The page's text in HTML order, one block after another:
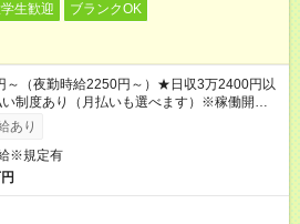
生歓迎
ブランクOK
～（夜勤時給2250円～）★日収3万2400円以
制度あり（月払いも選べます）※稼働開始時
お支払いとなります。
あり
※規定有